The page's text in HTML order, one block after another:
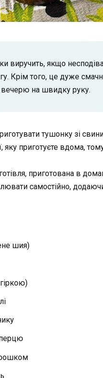
виручить, якщо
Крім того, це дуже
вечерю на швидку руку.
тушонку зі
яку приготуєте вдома,
приготована в
самостійно,
шия)